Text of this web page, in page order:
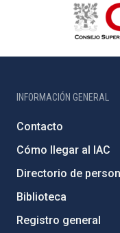
INFORMACIÓN GENERAL
Contacto
Cómo llegar al IAC
Directorio de
Biblioteca
Registro general